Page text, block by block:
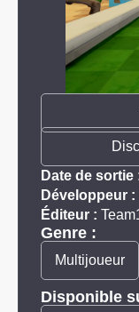
Date de sortie
Développeur :
Éditeur :
Genre :
Multijoueur
Disponible